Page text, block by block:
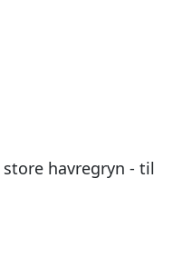
havregryn - til